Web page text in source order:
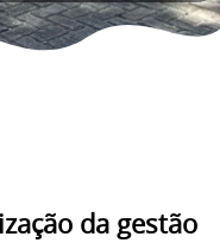
da gestão